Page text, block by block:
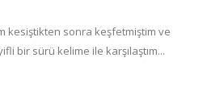
kesiştikten sonra keşfetmiştim ve
bir sürü kelime ile karşılaştım...